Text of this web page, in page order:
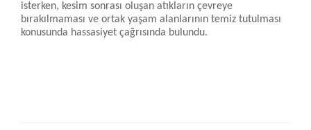
isterken, kesim sonrası oluşan atıkların çevreye
bırakılmaması ve ortak yaşam alanlarının temiz tutulması
konusunda hassasiyet çağrısında bulundu.